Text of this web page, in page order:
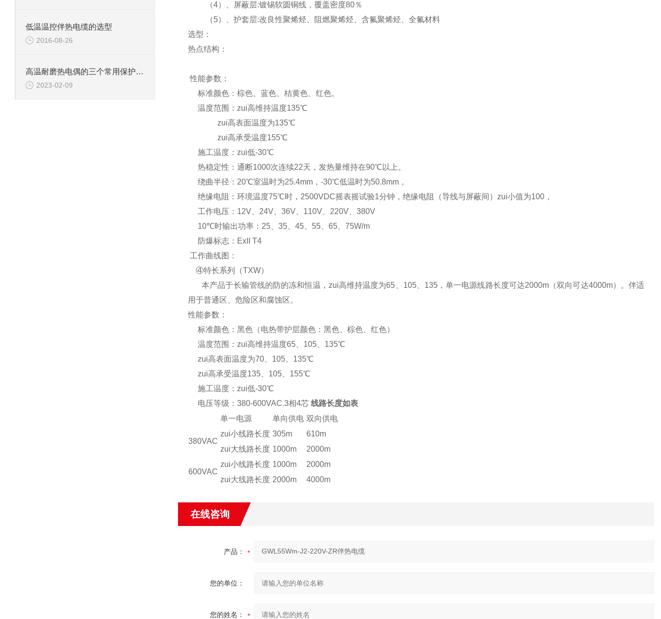
低温温控伴热电缆的选型
2016-08-26
高温耐磨热电偶的三个常用保护套管材质
2023-02-09
（4）、屏蔽层:镀锡软圆铜线，覆盖密度80％
（5）、护套层:改良性聚烯烃、阻燃聚烯烃、含氟聚烯烃、全氟材料
选型：
热点结构：
性能参数：
标准颜色：棕色、蓝色、桔黄色、红色。
温度范围：zui高维持温度135℃
zui高表面温度为135℃
zui高承受温度155℃
施工温度：zui低-30℃
热稳定性：通断1000次连续22天，发热量维持在90℃以上。
绕曲半径：20℃室温时为25.4mm，-30℃低温时为50.8mm，
绝缘电阻：环境温度75℃时，2500VDC摇表摇试验1分钟，绝缘电阻（导线与屏蔽间）zui小值为100，
工作电压：12V、24V、36V、110V、220V、380V
10℃时输出功率：25、35、45、55、65、75W/m
防爆标志：ExII T4
工作曲线图：
④特长系列（TXW）
本产品于长输管线的防的冻和恒温，zui高维持温度为65、105、135，单一电源线路长度可达2000m（双向可达4000m）。伴适
用于普通区、危险区和腐蚀区。
性能参数：
标准颜色：黑色（电热带护层颜色：黑色、棕色、红色）
温度范围：zui高维持温度65、105、135℃
zui高表面温度为70、105、135℃
zui高承受温度135、105、155℃
施工温度：zui低-30℃
电压等级：380-600VAC.3相4芯 线路长度如表
单一电源
单向供电 双向供电
380VAC
zui小线路长度 305m
610m
zui大线路长度 1000m 2000m
600VAC
zui小线路长度 1000m
2000m
zui大线路长度 2000m 4000m
在线咨询
产品：
您的单位：
您的姓名：